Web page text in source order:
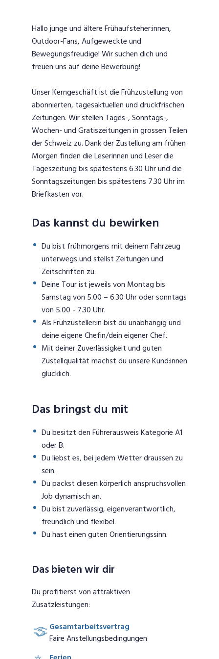
Hallo junge und ältere Frühaufsteher:innen,
Outdoor-Fans, Aufgeweckte und
Bewegungsfreudige! Wir suchen dich und
freuen uns auf deine Bewerbung!
Unser Kerngeschäft ist die Frühzustellung von
abonnierten, tagesaktuellen und druckfrischen
Zeitungen. Wir stellen Tages-, Sonntags-,
Wochen- und Gratiszeitungen in grossen Teilen
der Schweiz zu. Dank der Zustellung am frühen
Morgen finden die Leserinnen und Leser die
Tageszeitung bis spätestens 6.30 Uhr und die
Sonntagszeitungen bis spätestens 7.30 Uhr im
Briefkasten vor.
Das kannst du bewirken
Du bist frühmorgens mit deinem Fahrzeug
unterwegs und stellst Zeitungen und
Zeitschriften zu.
Deine Tour ist jeweils von Montag bis
Samstag von 5.00 – 6.30 Uhr oder sonntags
von 5.00 - 7.30 Uhr.
Als Frühzusteller:in bist du unabhängig und
deine eigene Chefin/dein eigener Chef.
Mit deiner Zuverlässigkeit und guten
Zustellqualität machst du unsere Kund:innen
glücklich.
Das bringst du mit
Du besitzt den Führerausweis Kategorie A1
oder B.
Du liebst es, bei jedem Wetter draussen zu
sein.
Du packst diesen körperlich anspruchsvollen
Job dynamisch an.
Du bist zuverlässig, eigenverantwortlich,
freundlich und flexibel.
Du hast einen guten Orientierungssinn.
Das bieten wir dir
Du profitierst von attraktiven
Zusatzleistungen:
Gesamtarbeitsvertrag
Faire Anstellungsbedingungen